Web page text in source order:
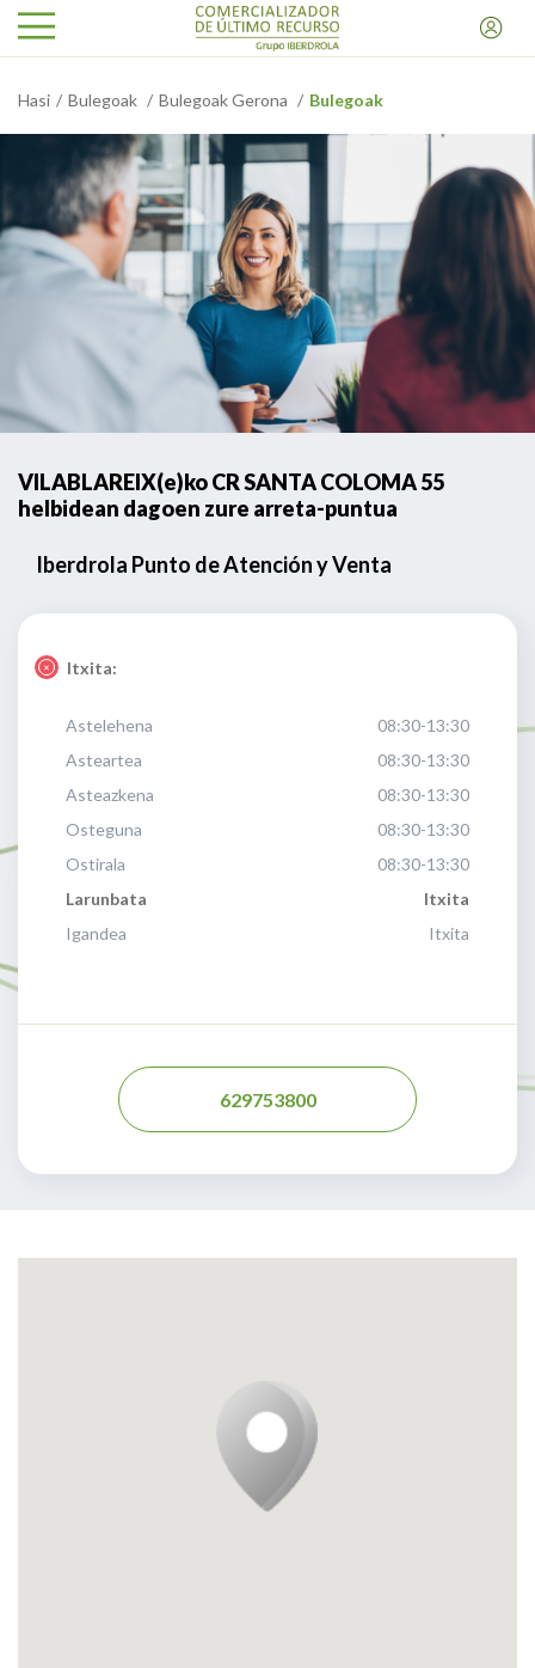
Hasi Bulegoak Bulegoak Gerona Bulegoak
VILABLAREIX(e)ko CR SANTA COLOMA 55
helbidean dagoen zure arreta-puntua
Iberdrola Punto de Atención y Venta
Itxita:
Astelehena
08:30-13:30
Asteartea
08:30-13:30
Asteazkena
08:30-13:30
Osteguna
08:30-13:30
Ostirala
08:30-13:30
Larunbata
Itxita
Igandea
Itxita
629753800